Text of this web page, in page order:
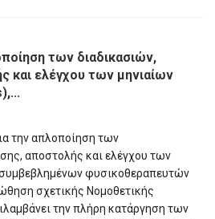
των διαδικασιών,
και ελέγχου των μηνιαίων
την απλοποίηση των
αποστολής και ελέγχου των
φυσικοθεραπευτών
σχετικής Νομοθετικής
την πλήρη κατάργηση των